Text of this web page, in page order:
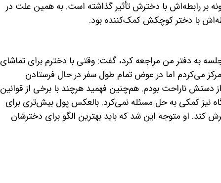
بر رابطه‌اش با دخترش تأثیر گذاشته است. به همین علت در
با دختر کوچکش کمک‌کننده بود.
به دفتر من مراجعه کرد، گفت: وقتی با دخترم برای تماشای
می‌کردم اما در عوض تمام طول سفر در حال فرستادن
دستش ناراحت بودم. هم‌چنین فهمید هرچند با برخی از قوانین
نیز کمکی به حل مسئله نمی‌کرد. بالعکس پول بیش‌تری برای
او متوجه این شد که باید بهترین الگو برای دخترشان